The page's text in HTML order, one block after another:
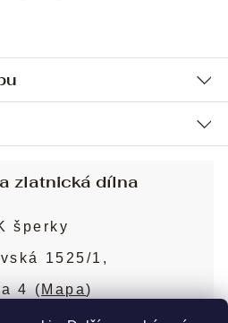
zlatnická dílna
šperky
1525/1,
4 ( Mapa)